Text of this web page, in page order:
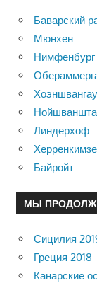
Баварский
Мюнхен
Нимфенбург
Хоэншвангау
Линдерхоф
Байройт
МЫ
Сицилия
Греция 2018
Канарские